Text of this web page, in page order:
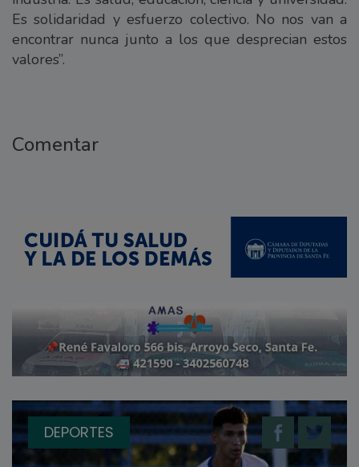
Es solidaridad y esfuerzo colectivo. No nos van a
encontrar nunca junto a los que desprecian estos
valores”.
Comentar
DEPORTES